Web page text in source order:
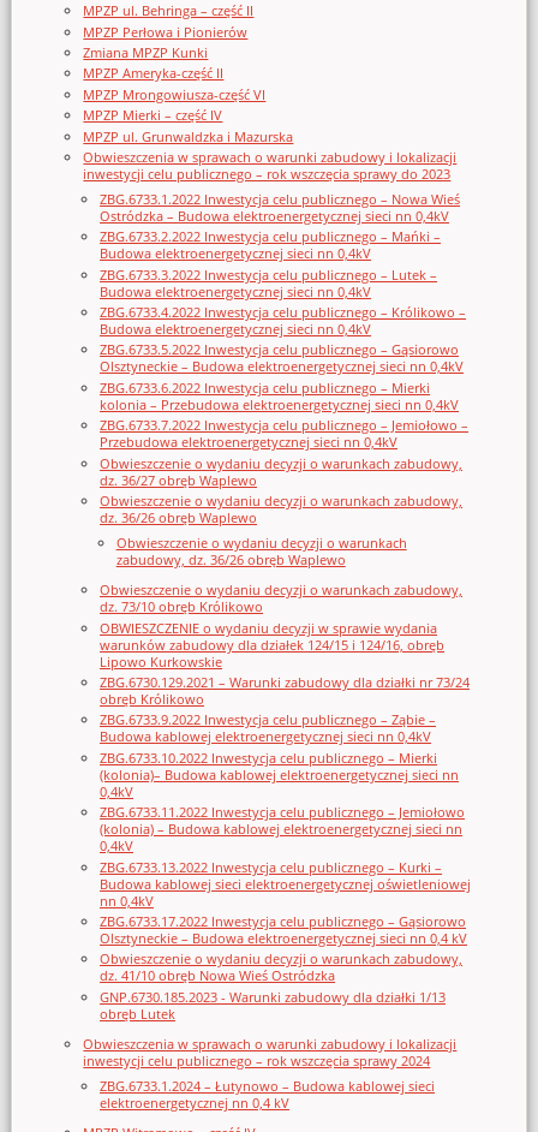
MPZP ul. Behringa – część II
MPZP Perłowa i Pionierów
Zmiana MPZP Kunki
MPZP Ameryka-część II
MPZP Mrongowiusza-część VI
MPZP Mierki – część IV
MPZP ul. Grunwaldzka i Mazurska
Obwieszczenia w sprawach o warunki zabudowy i lokalizacji
inwestycji celu publicznego – rok wszczęcia sprawy do 2023
ZBG.6733.1.2022 Inwestycja celu publicznego – Nowa Wieś
Ostródzka – Budowa elektroenergetycznej sieci nn 0,4kV
ZBG.6733.2.2022 Inwestycja celu publicznego – Mańki –
Budowa elektroenergetycznej sieci nn 0,4kV
ZBG.6733.3.2022 Inwestycja celu publicznego – Lutek –
Budowa elektroenergetycznej sieci nn 0,4kV
ZBG.6733.4.2022 Inwestycja celu publicznego – Królikowo –
Budowa elektroenergetycznej sieci nn 0,4kV
ZBG.6733.5.2022 Inwestycja celu publicznego – Gąsiorowo
Olsztyneckie – Budowa elektroenergetycznej sieci nn 0,4kV
ZBG.6733.6.2022 Inwestycja celu publicznego – Mierki
kolonia – Przebudowa elektroenergetycznej sieci nn 0,4kV
ZBG.6733.7.2022 Inwestycja celu publicznego – Jemiołowo –
Przebudowa elektroenergetycznej sieci nn 0,4kV
Obwieszczenie o wydaniu decyzji o warunkach zabudowy,
dz. 36/27 obręb Waplewo
Obwieszczenie o wydaniu decyzji o warunkach zabudowy,
dz. 36/26 obręb Waplewo
Obwieszczenie o wydaniu decyzji o warunkach
zabudowy, dz. 36/26 obręb Waplewo
Obwieszczenie o wydaniu decyzji o warunkach zabudowy,
dz. 73/10 obręb Królikowo
OBWIESZCZENIE o wydaniu decyzji w sprawie wydania
warunków zabudowy dla działek 124/15 i 124/16, obręb
Lipowo Kurkowskie
ZBG.6730.129.2021 – Warunki zabudowy dla działki nr 73/24
obręb Królikowo
ZBG.6733.9.2022 Inwestycja celu publicznego – Ząbie –
Budowa kablowej elektroenergetycznej sieci nn 0,4kV
ZBG.6733.10.2022 Inwestycja celu publicznego – Mierki
(kolonia)– Budowa kablowej elektroenergetycznej sieci nn
0,4kV
ZBG.6733.11.2022 Inwestycja celu publicznego – Jemiołowo
(kolonia) – Budowa kablowej elektroenergetycznej sieci nn
0,4kV
ZBG.6733.13.2022 Inwestycja celu publicznego – Kurki –
Budowa kablowej sieci elektroenergetycznej oświetleniowej
nn 0,4kV
ZBG.6733.17.2022 Inwestycja celu publicznego – Gąsiorowo
Olsztyneckie – Budowa elektroenergetycznej sieci nn 0,4 kV
Obwieszczenie o wydaniu decyzji o warunkach zabudowy,
dz. 41/10 obręb Nowa Wieś Ostródzka
GNP.6730.185.2023 - Warunki zabudowy dla działki 1/13
obręb Lutek
Obwieszczenia w sprawach o warunki zabudowy i lokalizacji
inwestycji celu publicznego – rok wszczęcia sprawy 2024
ZBG.6733.1.2024 – Łutynowo – Budowa kablowej sieci
elektroenergetycznej nn 0,4 kV